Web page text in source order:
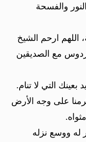
والفسحة
اللهم ارحم الشيخ
مع الصديقين
التي لا تنام.
على وجه الأرض
له ووسع نزله